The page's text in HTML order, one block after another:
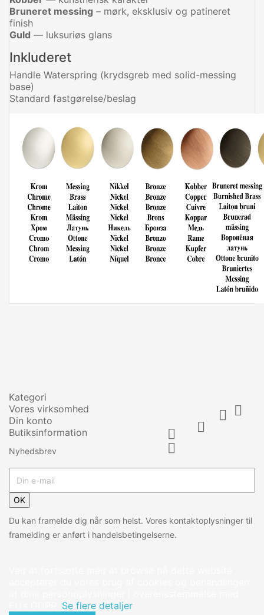
Bruneret messing – mørk, eksklusiv og patineret
finish
Guld — luksuriøs glans
Inkluderet
Handle Waterspring (krydsgreb med solid-messing
base)
Standard fastgørelse/beslag
Kategori

Vores virksomhed 
Din konto 
Butiksinformation


Nyhedsbrev
OK
Du kan framelde dig når som helst. Vores kontaktoplysninger til
framelding er anført i handelsbetingelserne.
Se flere detaljer